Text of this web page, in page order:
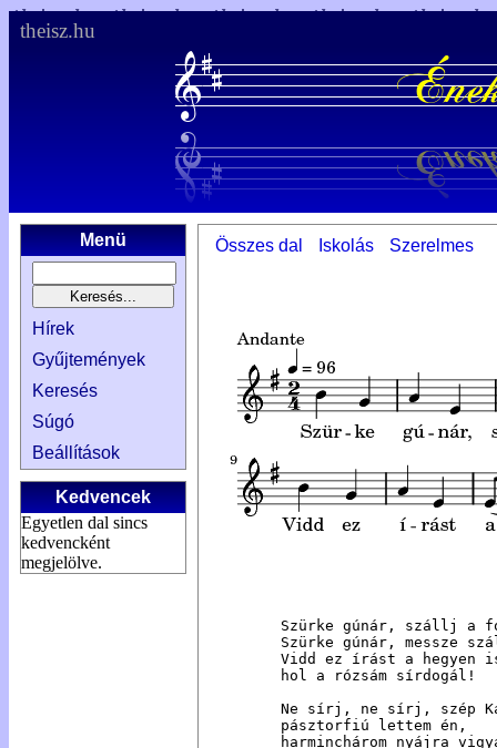
theisz.hu
Menü
Hírek
Gyűjtemények
Keresés
Súgó
Beállítások
Kedvencek
Egyetlen dal sincs
kedvencként
megjelölve.
Összes dal Iskolás Szerelmes
Szürke gúnár, szállj a
Szürke gúnár, messze
Vidd ez írást a hegyen
hol a rózsám sírdogál!
Ne sírj, ne sírj, szép
pásztorfiú lettem én,
harminchárom nyájra